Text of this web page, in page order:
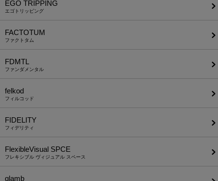
EGO TRIPPING
エゴトリッピング
FACTOTUM
ファクトタム
FDMTL
ファンダメンタル
felkod
フィルコッド
FIDELITY
フィデリティ
FlexibleVisual SPCE
フレキシブル ヴィジュアル スペース
glamb